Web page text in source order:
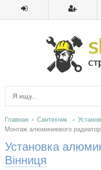
Главная Сантехник
Монтаж алюминиевого
Установка
Вінниця